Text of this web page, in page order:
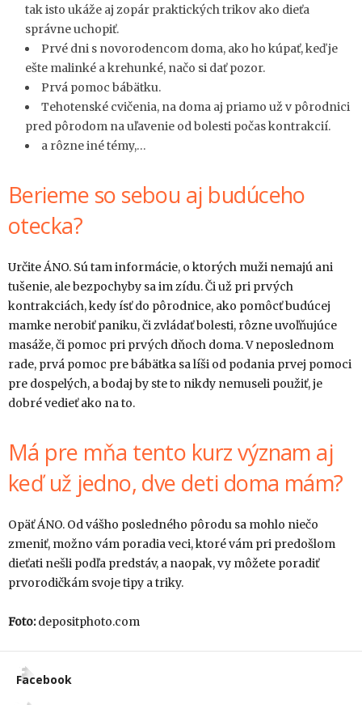
tak isto ukáže aj zopár praktických trikov ako dieťa
správne uchopiť.
Prvé dni s novorodencom doma, ako ho kúpať, keď je
ešte malinké a krehunké, načo si dať pozor.
Prvá pomoc bábätku.
Tehotenské cvičenia, na doma aj priamo už v pôrodnici
pred pôrodom na uľavenie od bolesti počas kontrakcií.
a rôzne iné témy,…
Berieme so sebou aj budúceho
otecka?
Určite ÁNO. Sú tam informácie, o ktorých muži nemajú ani
tušenie, ale bezpochyby sa im zídu. Či už pri prvých
kontrakciách, kedy ísť do pôrodnice, ako pomôcť budúcej
mamke nerobiť paniku, či zvládať bolesti, rôzne uvoľňujúce
masáže, či pomoc pri prvých dňoch doma. V neposlednom
rade, prvá pomoc pre bábätka sa líši od podania prvej pomoci
pre dospelých, a bodaj by ste to nikdy nemuseli použiť, je
dobré vedieť ako na to.
Má pre mňa tento kurz význam aj
keď už jedno, dve deti doma mám?
Opäť ÁNO. Od vášho posledného pôrodu sa mohlo niečo
zmeniť, možno vám poradia veci, ktoré vám pri predošlom
dieťati nešli podľa predstáv, a naopak, vy môžete poradiť
prvorodičkám svoje tipy a triky.
Foto:depositphoto.com
Facebook